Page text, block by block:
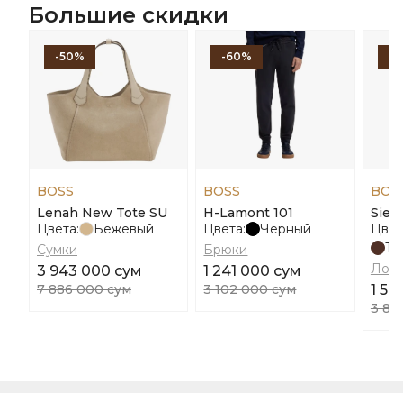
Большие скидки
-50%
BOSS
Lenah New Tote SU
Цвета:
Бежевый
Сумки
3 943 000 сум
7 886 000 сум
-60%
BOSS
H-Lamont 101
Цвета:
Черный
Брюки
1 241 000 сум
3 102 000 сум 1
3